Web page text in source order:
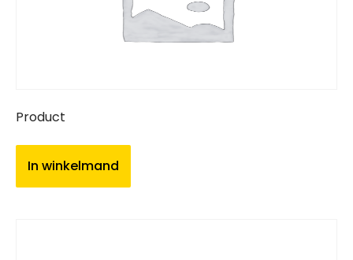
Product
In winkelmand